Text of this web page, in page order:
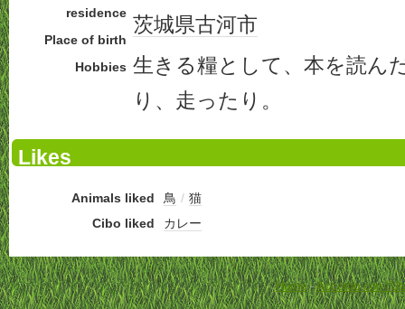
residence
Place of birth
茨城県古河市
Hobbies 生きる糧として、本を読ん
り、走ったり。
Likes
Animals liked 鳥 / 猫
Cibo liked
カレー
Home-Accordo con